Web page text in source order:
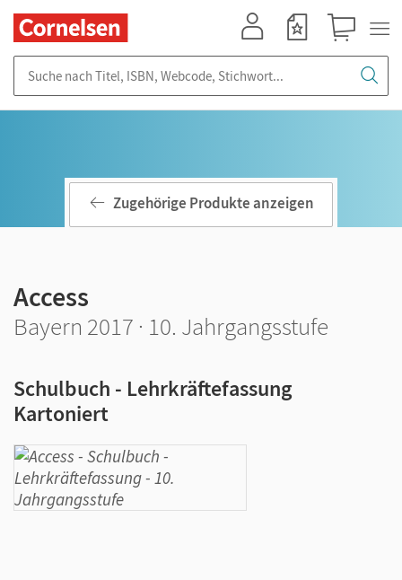
Zugehörige Produkte anzeigen
Access
Bayern 2017 · 10. Jahrgangsstufe
Schulbuch - Lehrkräftefassung
Kartoniert